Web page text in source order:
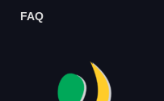
FAQ